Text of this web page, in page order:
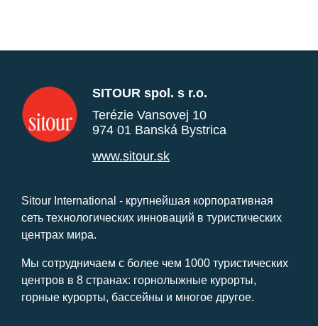
SITOUR spol. s r.o.
Terézie Vansovej 10
974 01 Banská Bystrica
www.sitour.sk
Sitour International - крупнейшая корпоративная
сеть технологических инноваций в туристических
центрах мира.
Мы сотрудничаем с более чем 1000 туристических
центров в 8 странах: горнолыжные курорты,
горные курорты, бассейны и многое другое.